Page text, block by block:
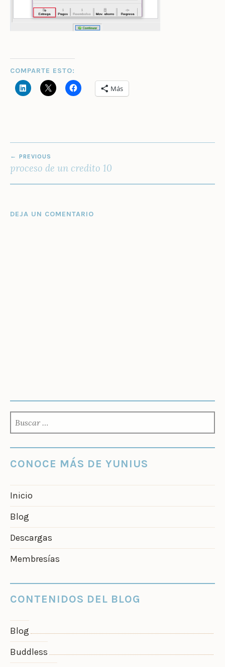
COMPARTE ESTO:
Más
DE
PREVIOUS
proceso de un credito 10
DEJA UN COMENTARIO
CONOCE MÁS DE YUNIUS
Inicio
Blog
Descargas
Membresías
CONTENIDOS DEL BLOG
Blog
Buddless